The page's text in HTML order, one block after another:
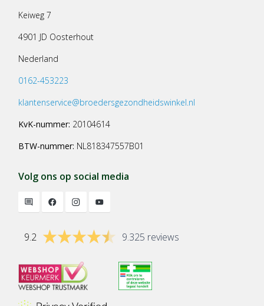
Keiweg 7
4901 JD Oosterhout
Nederland
0162-453223
klantenservice@broedersgezondheidswinkel.nl
KvK-nummer: 20104614
BTW-nummer: NL818347557B01
Volg ons op social media
9.2 9.325 reviews